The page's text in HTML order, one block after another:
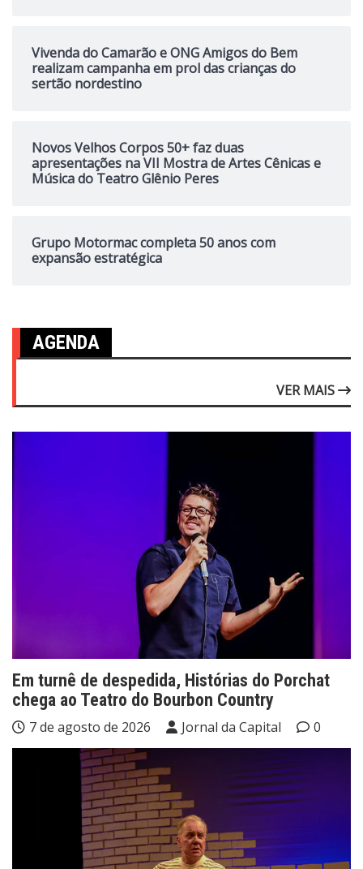
Vivenda do Camarão e ONG Amigos do Bem
realizam campanha em prol das crianças do
sertão nordestino
Novos Velhos Corpos 50+ faz duas
apresentações na VII Mostra de Artes Cênicas e
Música do Teatro Glênio Peres
Grupo Motormac completa 50 anos com
expansão estratégica
AGENDA
VER MAIS
Em turnê de despedida, Histórias do Porchat
chega ao Teatro do Bourbon Country
7 de agosto de 2026 Jornal da Capital 0